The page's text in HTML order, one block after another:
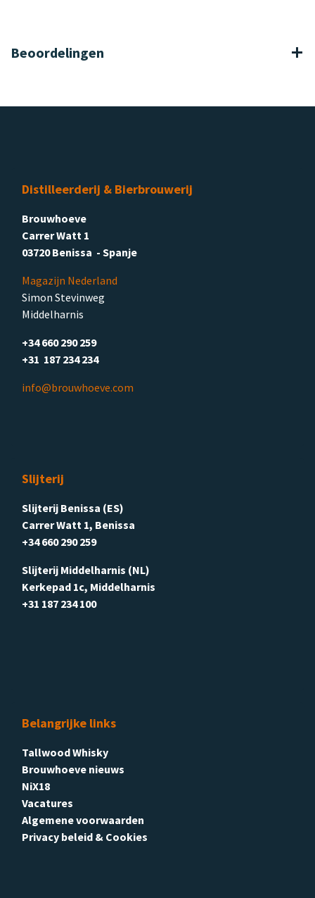
Beoordelingen
Distilleerderij & Bierbrouwerij
Brouwhoeve
Carrer Watt 1
03720 Benissa - Spanje
Magazijn Nederland
Simon Stevinweg
Middelharnis
+34 660 290 259
+31 187 234 234
info@brouwhoeve.com
Slijterij
Slijterij Benissa (ES)
Carrer Watt 1, Benissa
+34 660 290 259
Slijterij Middelharnis (NL)
Kerkepad 1c, Middelharnis
+31 187 234 100
Belangrijke links
Tallwood Whisky
Brouwhoeve nieuws
NiX18
Vacatures
Algemene voorwaarden
Privacy beleid & Cookies